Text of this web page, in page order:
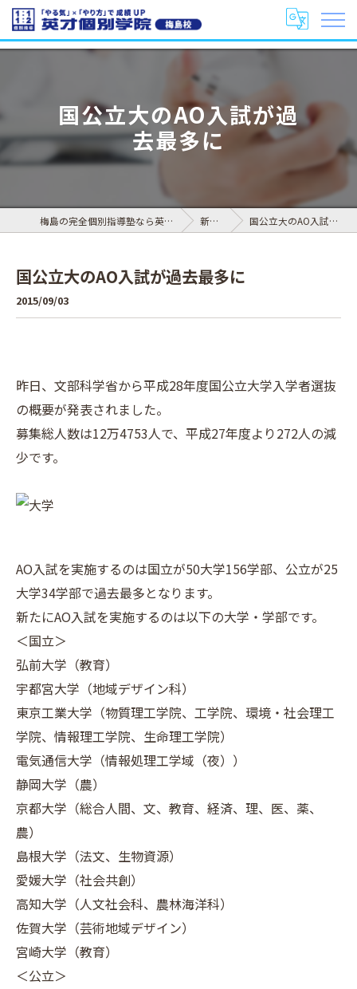
国公立大のAO入試が過
去最多に
梅島の完全個別指導塾なら英才個別学院 梅島校 新着情報 国公立大のAO入試が過去最多に
国公立大のAO入試が過去最多に
2015/09/03
昨日、文部科学省から平成28年度国公立大学入学者選抜
の概要が発表されました。
募集総人数は12万4753人で、平成27年度より272人の減
少です。
AO入試を実施するのは国立が50大学156学部、公立が25
大学34学部で過去最多となります。
新たにAO入試を実施するのは以下の大学・学部です。
＜国立＞
弘前大学（教育）
宇都宮大学（地域デザイン科）
東京工業大学（物質理工学院、工学院、環境・社会理工
学院、情報理工学院、生命理工学院）
電気通信大学（情報処理工学域（夜））
静岡大学（農）
京都大学（総合人間、文、教育、経済、理、医、薬、
農）
島根大学（法文、生物資源）
愛媛大学（社会共創）
高知大学（人文社会科、農林海洋科）
佐賀大学（芸術地域デザイン）
宮崎大学（教育）
＜公立＞